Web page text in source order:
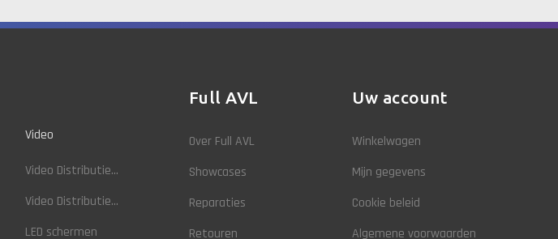
Video
Video Distributie...
Video Distributie...
LED schermen
Full AVL
Over Full AVL
Showcases
Reparaties
Retouren
Uw account
Winkelwagen
Mijn gegevens
Cookie beleid
Algemene voorwaarden